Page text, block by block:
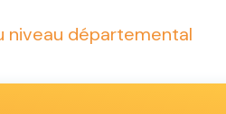
niveau départemental